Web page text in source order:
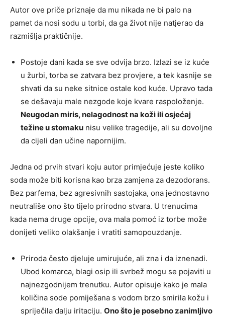
Autor ove priče priznaje da mu nikada ne bi palo na
pamet da nosi sodu u torbi, da ga život nije natjerao da
razmišlja praktičnije.
Postoje dani kada se sve odvija brzo. Izlazi se iz kuće
u žurbi, torba se zatvara bez provjere, a tek kasnije se
shvati da su neke sitnice ostale kod kuće. Upravo tada
se dešavaju male nezgode koje kvare raspoloženje.
Neugodan miris, nelagodnost na koži ili osjećaj
težine u stomaku nisu velike tragedije, ali su dovoljne
da cijeli dan učine napornijim.
Jedna od prvih stvari koju autor primjećuje jeste koliko
soda može biti korisna kao brza zamjena za dezodorans.
Bez parfema, bez agresivnih sastojaka, ona jednostavno
neutrališe ono što tijelo prirodno stvara. U trenucima
kada nema druge opcije, ova mala pomoć iz torbe može
donijeti veliko olakšanje i vratiti samopouzdanje.
Priroda često djeluje umirujuće, ali zna i da iznenadi.
Ubod komarca, blagi osip ili svrbež mogu se pojaviti u
najnezgodnijem trenutku. Autor opisuje kako je mala
količina sode pomiješana s vodom brzo smirila kožu i
spriječila dalju iritaciju. Ono što je posebno zanimljivo